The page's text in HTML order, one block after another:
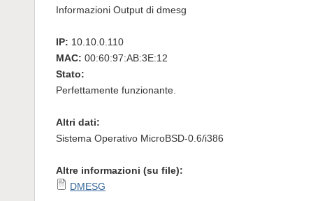
Informazioni Output di dmesg
IP: 10.10.0.110
MAC: 00:60:97:AB:3E:12
Stato:
Perfettamente funzionante.
Altri dati:
Sistema Operativo MicroBSD-0.6/i386
Altre informazioni (su file):
DMESG